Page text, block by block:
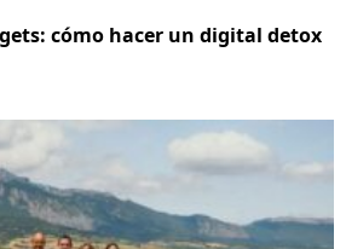
cómo hacer un digital detox